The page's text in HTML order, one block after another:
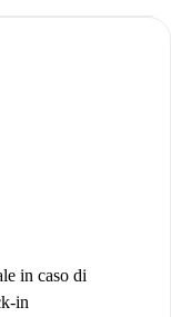
in caso di
in